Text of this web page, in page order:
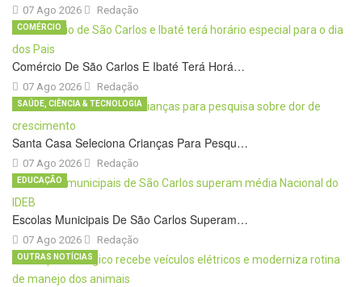
07 Ago 2026 Redação
Comércio De São Carlos E Ibaté Terá Horá…
07 Ago 2026
COMÉRCIO
Redação
Santa Casa Seleciona Crianças Para Pesqu…
07 Ago 2026
SAÚDE, CIÊNCIA & TECNOLOGIA
Redação
Escolas Municipais De São Carlos Superam…
07 Ago 2026
EDUCAÇÃO
Redação
OUTRAS NOTÍCIAS